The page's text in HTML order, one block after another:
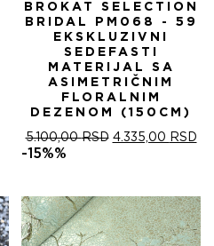
BROKAT SELECTION
BRIDAL PM068 - 59
EKSKLUZIVNI
SEDEFASTI
MATERIJAL SA
ASIMETRIČNIM
FLORALNIM
DEZENOM (150CM)
5.100,00RSD ОРИГИНАЛНА
5.100,00 RSD.
4.335,00 RSD
-15%%